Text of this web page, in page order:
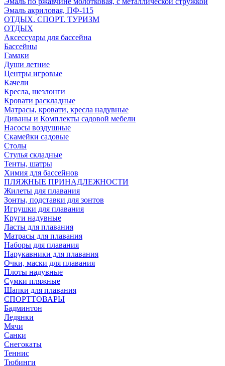
Эмаль акриловая, ПФ-115
ОТДЫХ. СПОРТ. ТУРИЗМ
ОТДЫХ
Аксессуары для бассейна
Бассейны
Гамаки
Души летние
Центры игровые
Качели
Кресла, шезлонги
Кровати раскладные
Матрасы, кровати, кресла надувные
Диваны и Комплекты садовой мебели
Насосы воздушные
Скамейки садовые
Столы
Стулья складные
Тенты, шатры
Химия для бассейнов
ПЛЯЖНЫЕ ПРИНАДЛЕЖНОСТИ
Жилеты для плавания
Зонты, подставки для зонтов
Игрушки для плавания
Круги надувные
Ласты для плавания
Матрасы для плавания
Наборы для плавания
Нарукавники для плавания
Очки, маски для плавания
Плоты надувные
Сумки пляжные
Шапки для плавания
СПОРТТОВАРЫ
Бадминтон
Ледянки
Мячи
Санки
Снегокаты
Теннис
Тюбинги